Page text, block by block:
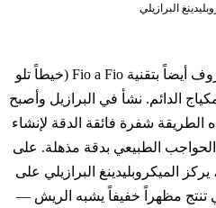
البرازيلي
الميكروبلیدينغ البرازيلي، المعروف أيضاً بتقنية Fio a Fio (خيطاً تلو
الدائم. نشأ في البرازيل وأصبح
الطريقة شفرة فائقة الدقة لإنشاء
الطبيعي بدقة مذهلة. على
الميكروبلیدينغ البرازيلي على
تنتج مظهراً خفيفاً يشبه الريش —